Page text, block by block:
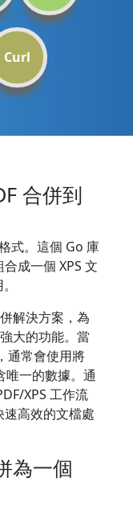
Curl
合併到
式。這個 Go 庫
成一個 XPS 文
解決方案，為
大的功能。當
通常會使用將
唯一的數據。通
XPS 工作流
高效的文檔處
為一個